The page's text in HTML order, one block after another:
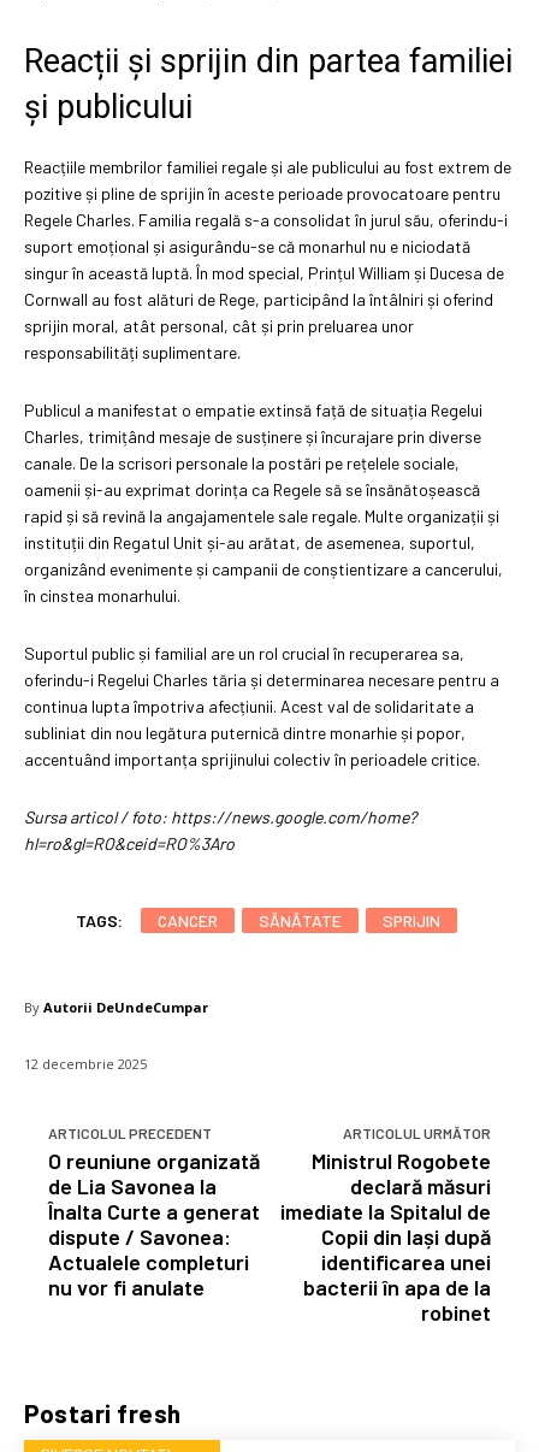
Postari fresh
Reacții și sprijin din partea familiei
și publicului
Reacțiile membrilor familiei regale și ale publicului au fost extrem de
pozitive și pline de sprijin în aceste perioade provocatoare pentru
Regele Charles. Familia regală s-a consolidat în jurul său, oferindu-i
suport emoțional și asigurându-se că monarhul nu e niciodată
singur în această luptă. În mod special, Prințul William și Ducesa de
Cornwall au fost alături de Rege, participând la întâlniri și oferind
sprijin moral, atât personal, cât și prin preluarea unor
responsabilități suplimentare.
Publicul a manifestat o empatie extinsă față de situația Regelui
Charles, trimițând mesaje de susținere și încurajare prin diverse
canale. De la scrisori personale la postări pe rețelele sociale,
oamenii și-au exprimat dorința ca Regele să se însănătoșească
rapid și să revină la angajamentele sale regale. Multe organizații și
instituții din Regatul Unit și-au arătat, de asemenea, suportul,
organizând evenimente și campanii de conștientizare a cancerului,
în cinstea monarhului.
Suportul public și familial are un rol crucial în recuperarea sa,
oferindu-i Regelui Charles tăria și determinarea necesare pentru a
continua lupta împotriva afecțiunii. Acest val de solidaritate a
subliniat din nou legătura puternică dintre monarhie și popor,
accentuând importanța sprijinului colectiv în perioadele critice.
Sursa articol / foto: https://news.google.com/home?
hl=ro&gl=RO&ceid=RO%3Aro
TAGS: CANCER SĂNĂTATE SPRIJIN
By Autorii DeUndeCumpar
12 decembrie 2025
ARTICOLUL PRECEDENT
O reuniune organizată
de Lia Savonea la
Înalta Curte a generat
dispute / Savonea:
Actualele completuri
nu vor fi anulate
ARTICOLUL URMĂTOR
Ministrul Rogobete
declară măsuri
imediate la Spitalul de
Copii din Iași după
identificarea unei
bacterii în apa de la
robinet